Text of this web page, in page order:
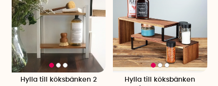
Hylla till köksbänken 2
Hylla till köksbänken